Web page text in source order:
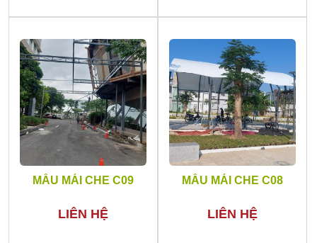
MẪU MÁI CHE C09
LIÊN HỆ
MẪU MÁI CHE C08
LIÊN HỆ